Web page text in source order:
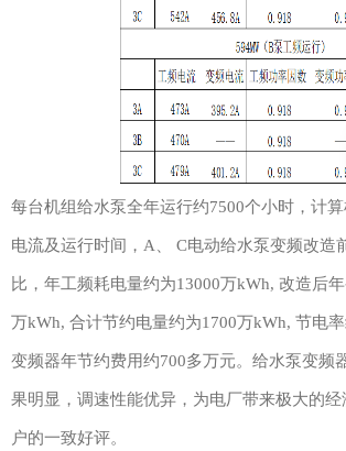
每台机组给水泵全年运行约7500个小时，计
电流及运行时间，A、 C电动给水泵变频改造
比，年工频耗电量约为13000万kWh, 改造后
万kWh, 合计节约电量约为1700万kWh, 节电
变频器年节约费用约700多万元。给水泵变频
果明显，调速性能优异，为电厂带来极大的经
户的一致好评。